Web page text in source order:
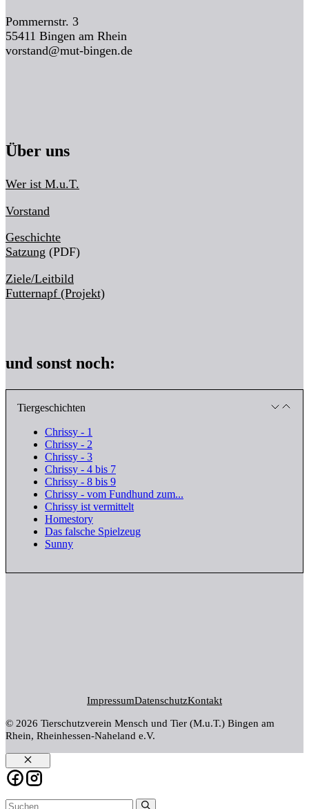
Pommernstr. 3
55411 Bingen am Rhein
vorstand@mut-bingen.de
Über uns
Wer ist M.u.T.
Vorstand
Geschichte
Satzung (PDF)
Ziele/Leitbild
Futternapf (Projekt)
und sonst noch:
Tiergeschichten
Chrissy - 1
Chrissy - 2
Chrissy - 3
Chrissy - 4 bis 7
Chrissy - 8 bis 9
Chrissy - vom Fundhund zum...
Chrissy ist vermittelt
Homestory
Das falsche Spielzeug
Sunny
© 2026 Tierschutzverein Mensch und Tier (M.u.T.) Bingen am
Rhein, Rheinhessen-Naheland e.V.
ImpressumDatenschutzKontakt
Schließen
Suchen